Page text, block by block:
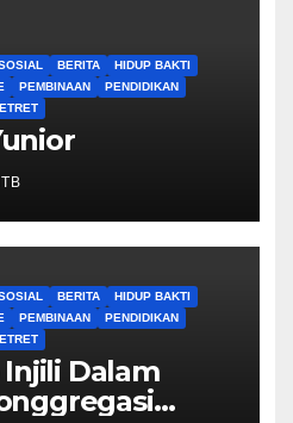
BERITA
HIDUP BAKTI
PEMBINAAN
PENDIDIKAN
BERITA
HIDUP BAKTI
PEMBINAAN
PENDIDIKAN
Dalam